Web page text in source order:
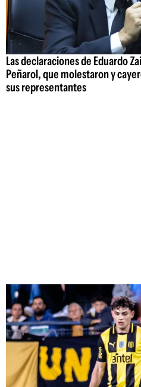
Las declaraciones de Eduardo
Peñarol, que molestaron y
sus representantes